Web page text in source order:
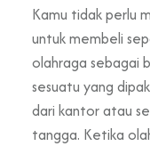
Kamu tidak perlu
untuk membeli
olahraga sebagai
sesuatu yang
dari kantor atau
tangga. Ketika